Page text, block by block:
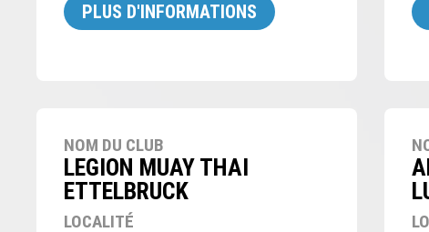
PLUS D'INFORMATIONS
NOM DU CLUB
LEGION MUAY THAI
ETTELBRUCK
LOCALITÉ